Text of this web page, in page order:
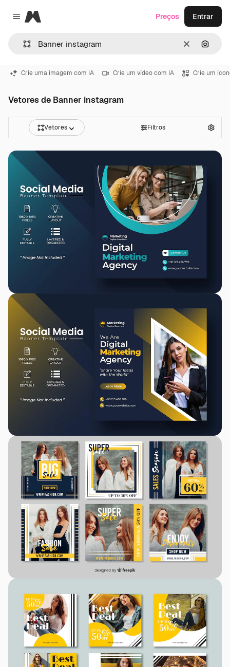
Close menu
Magnific
Limpar
Preços Entrar
Crie uma imagem com IA Crie um vídeo com IA Crie um
Vetores de Banner instagram
Vetores Filtros